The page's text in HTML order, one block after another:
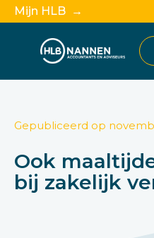
Mijn HLB →
Gepubliceerd op
Ook
bij zakelijk